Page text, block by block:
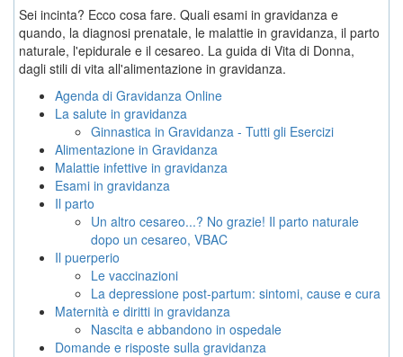
Sei incinta? Ecco cosa fare. Quali esami in gravidanza e
quando, la diagnosi prenatale, le malattie in gravidanza, il parto
naturale, l'epidurale e il cesareo. La guida di Vita di Donna,
dagli stili di vita all'alimentazione in gravidanza.
Agenda di Gravidanza Online
La salute in gravidanza
Ginnastica in Gravidanza - Tutti gli Esercizi
Alimentazione in Gravidanza
Malattie infettive in gravidanza
Esami in gravidanza
Il parto
Un altro cesareo...? No grazie! Il parto naturale
dopo un cesareo, VBAC
Il puerperio
Le vaccinazioni
La depressione post-partum: sintomi, cause e cura
Maternità e diritti in gravidanza
Nascita e abbandono in ospedale
Domande e risposte sulla gravidanza